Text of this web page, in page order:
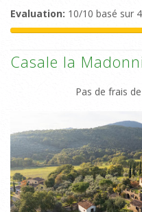
Evaluation: 10/10 basé sur
Casale la
Pas de frais